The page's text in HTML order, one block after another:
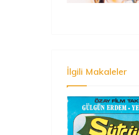
İlgili Makaleler